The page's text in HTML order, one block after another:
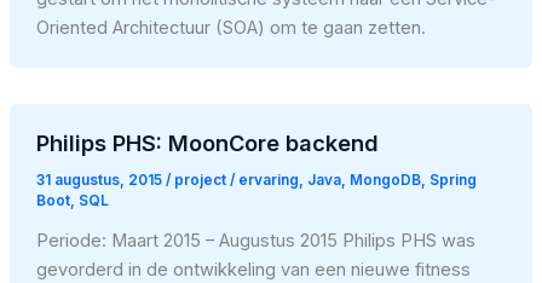
Oriented Architectuur (SOA) om te gaan zetten.
Philips PHS: MoonCore backend
31 augustus, 2015 / project/ ervaring, Java, MongoDB, Spring
Boot, SQL
Periode: Maart 2015 – Augustus 2015 Philips PHS was
gevorderd in de ontwikkeling van een nieuwe fitness